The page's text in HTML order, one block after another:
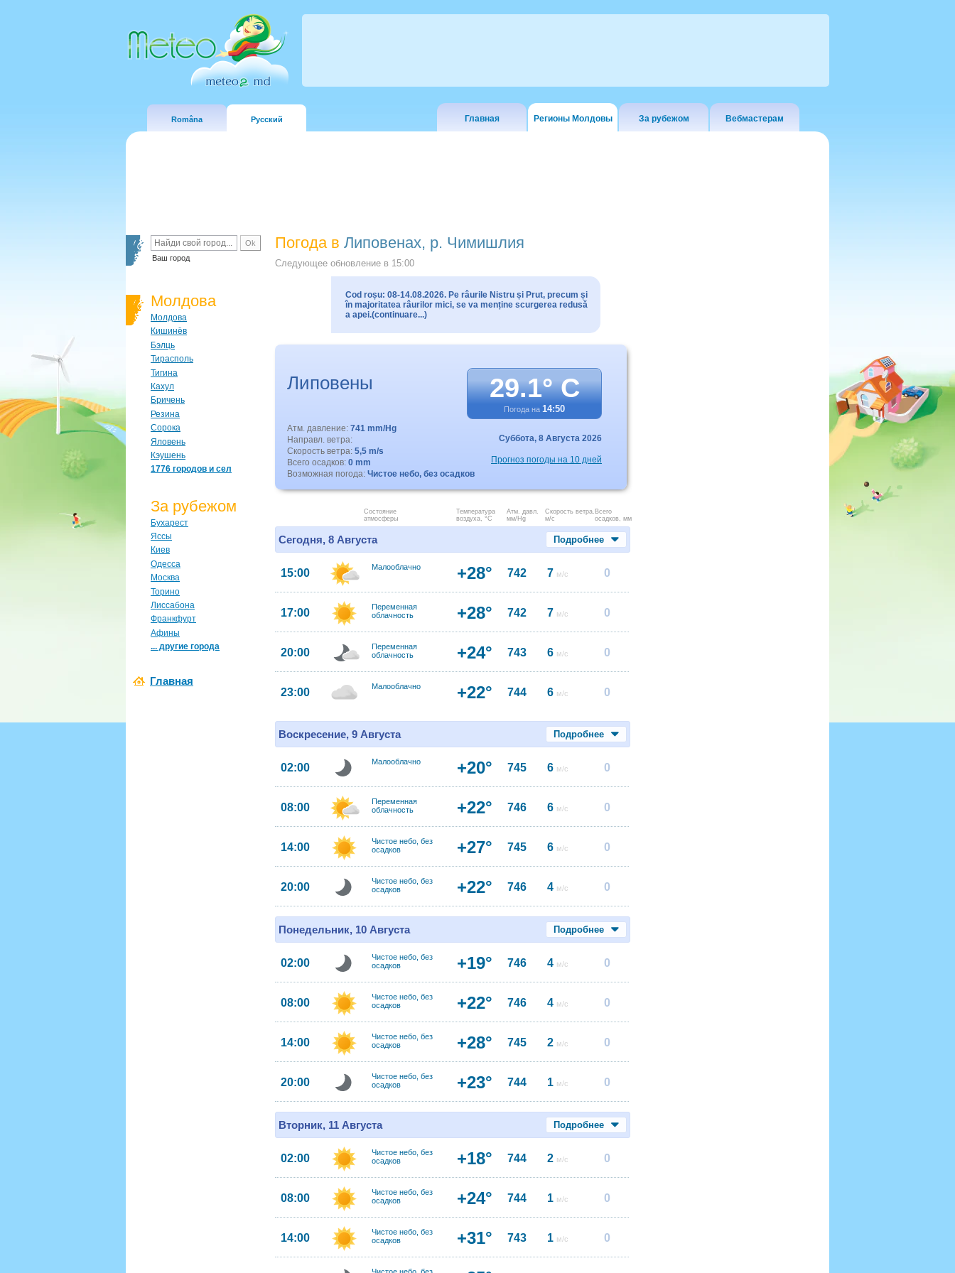
Româna Русский Главная Регионы Молдовы За рубежом Вебмастерам
Ваш город
Молдова
Молдова
Кишинёв
Бэлць
Тирасполь
Тигина
Кахул
Бричень
Резина
Сорока
Яловень
Кэушень
1776 городов и сел
За рубежом
Бухарест
Яссы
Киев
Одесса
Москва
Торино
Лиссабона
Франкфурт
Афины
... другие города
Главная
Погода в Липовенах, р. Чимишлия
Следующее обновление в 15:00
Cod roșu: 08-14.08.2026. Pe râurile Nistru și Prut, precum și
în majoritatea râurilor mici, se va menține scurgerea redusă
a apei.(continuare...)
Липовены 29.1° C
Погода на 14:50
Атм. давление: 741 mm/Hg
Направл. ветра:
Скорость ветра: 5,5 m/s
Всего осадков: 0 mm
Возможная погода: Чистое небо, без осадков
Суббота, 8 Августа 2026
Прогноз погоды на 10 дней
Состояние
атмосферы
Температура
воздуха, °C
Атм. давл.
мм/Hg
Скорость ветра.
м/с
Всего
осадков, мм
Сегодня, 8 Августа Подробнее
15:00 Малооблачно +28° 742 7 м/с 0
17:00
Переменная
облачность
+28° 742 7 м/с 0
20:00
Переменная
облачность
+24° 743 6 м/с 0
23:00 Малооблачно +22° 744 6 м/с 0
Воскресение, 9 Августа Подробнее
02:00 Малооблачно +20° 745 6 м/с 0
08:00
Переменная
облачность
+22° 746 6 м/с 0
14:00
Чистое небо, без
осадков
+27° 745 6 м/с 0
20:00
Чистое небо, без
осадков
+22° 746 4 м/с 0
Понедельник, 10 Августа Подробнее
02:00
Чистое небо, без
осадков
+19° 746 4 м/с 0
08:00
Чистое небо, без
осадков
+22° 746 4 м/с 0
14:00
Чистое небо, без
осадков
+28° 745 2 м/с 0
20:00
Чистое небо, без
осадков
+23° 744 1 м/с 0
Вторник, 11 Августа Подробнее
02:00
Чистое небо, без
осадков
+18° 744 2 м/с 0
08:00
Чистое небо, без
осадков
+24° 744 1 м/с 0
14:00
Чистое небо, без
осадков
+31° 743 1 м/с 0